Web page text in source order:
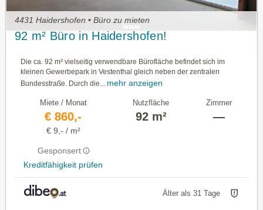
4431 Haidershofen • Büro zu mieten
92 m² Büro in Haidershofen!
Die ca. 92 m² vielseitig verwendbare Bürofläche befindet sich im
kleinen Gewerbepark in Vestenthal gleich neben der zentralen
Bundesstraße. Durch die...
mehr anzeigen
Miete / Monat
€ 860,-
€ 9,- / m²
Gesponsert
Kreditfähigkeit prüfen
Nutzfläche
92 m²
Zimmer
—
Älter als 31 Tage